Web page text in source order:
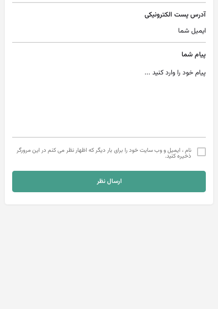
آدرس پست الکترونیکی
پیام شما
نام ، ایمیل و وب سایت خود را برای بار دیگر که اظهار نظر می کنم در این مرورگر
ذخیره کنید.
ارسال نظر